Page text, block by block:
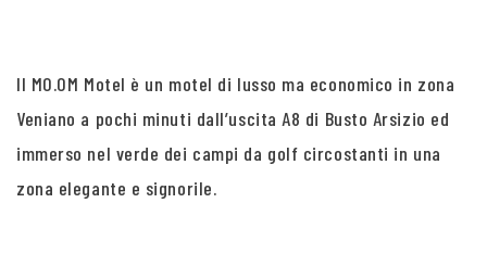
Il MO.OM Motel è un motel di lusso ma economico in zona
Veniano a pochi minuti dall’uscita A8 di Busto Arsizio ed
immerso nel verde dei campi da golf circostanti in una
zona elegante e signorile.